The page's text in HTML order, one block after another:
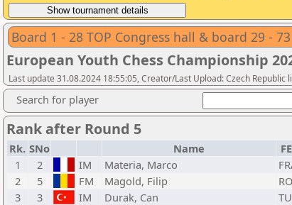
Board 1 - 28 TOP Congress hall & board 29 -
European Youth Chess Championship
Last update 31.08.2024 18:55:05, Creator/Last Upload: Czech Republic
Search for player
Rank after Round 5
Rk. SNo Name
1
2 IM Materia, Marco
2
5 FM Magold, Filip
3
3 IM Durak, Can